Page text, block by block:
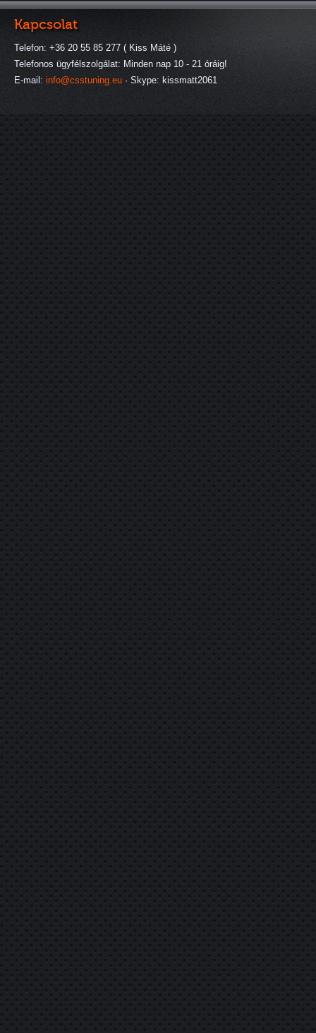
Kapcsolat
Telefon: +36 20 55 85 277 ( Kiss Máté )
Telefonos ügyfélszolgálat: Minden nap 10 - 21 óráig!
E-mail: info@csstuning.eu · Skype: kissmatt2061